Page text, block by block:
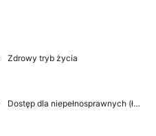
Zdrowy tryb życia
Dostęp dla niepełnosprawnych (łazienka)